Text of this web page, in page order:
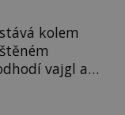
kolem
vajgl a
k němu dva
14 let.